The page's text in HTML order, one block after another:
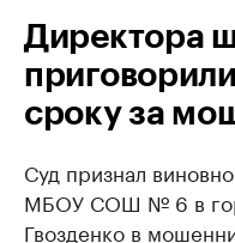
Директора
сроку за
Суд признал
МБОУ СОШ № 6 в
Гвозденко в